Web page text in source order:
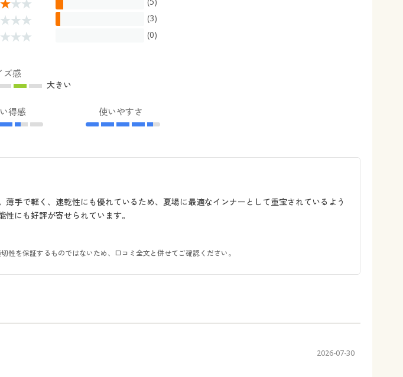
(3)
(0)
ズ感
大きい
得感 使いやすさ
手で軽く、速乾性にも優れているため、夏場に最適なインナーとして重宝されているよう
にも好評が寄せられています。
を保証するものではないため、口コミ全文と併せてご確認ください。
2026-07-30